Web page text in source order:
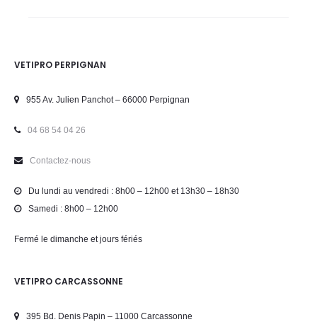
VETIPRO PERPIGNAN
955 Av. Julien Panchot – 66000 Perpignan
04 68 54 04 26
Contactez-nous
Du lundi au vendredi : 8h00 – 12h00 et 13h30 – 18h30
Samedi : 8h00 – 12h00
Fermé le dimanche et jours fériés
VETIPRO CARCASSONNE
395 Bd. Denis Papin – 11000 Carcassonne